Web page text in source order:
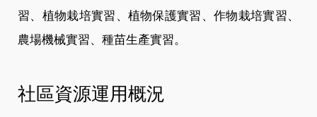
習、植物栽培實習、植物保護實習、作物栽培實習、
農場機械實習、種苗生產實習。
社區資源運用概況